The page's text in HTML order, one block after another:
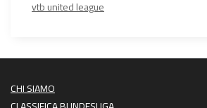
vtb united league
CHI SIAMO